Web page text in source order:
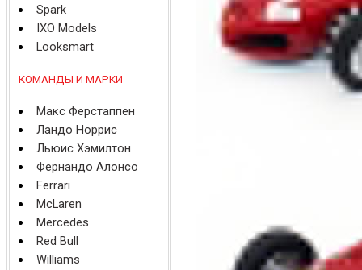
Spark
IXO Models
Looksmart
КОМАНДЫ И МАРКИ
Макс Ферстаппен
Ландо Норрис
Льюис Хэмилтон
Фернандо Алонсо
Ferrari
McLaren
Mercedes
Red Bull
Williams